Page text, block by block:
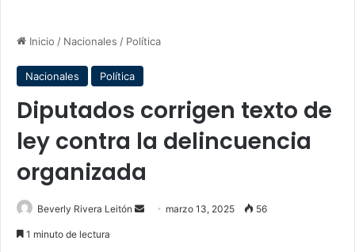
Inicio / Nacionales / Política
Nacionales Política
Diputados corrigen texto de
ley contra la delincuencia
organizada
Beverly Rivera Leitón
Send marzo 13, 2025 56
1 minuto de lectura